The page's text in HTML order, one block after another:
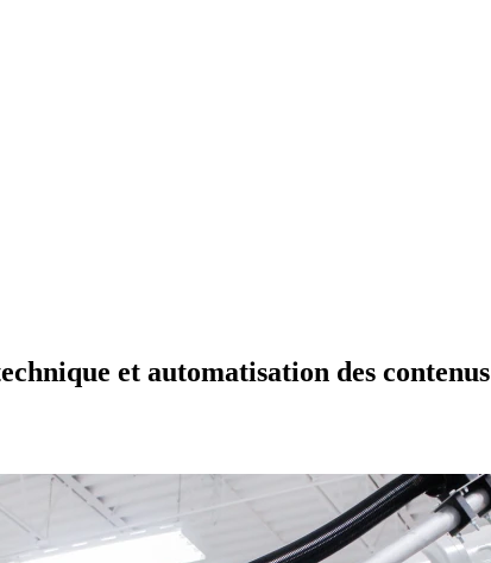
et automatisation des contenus